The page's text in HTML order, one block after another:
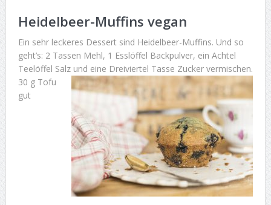
Heidelbeer-Muffins vegan
Ein sehr leckeres Dessert sind Heidelbeer-Muffins. Und so
geht’s: 2 Tassen Mehl, 1 Esslöffel Backpulver, ein Achtel
Teelöffel Salz und eine Dreiviertel Tasse Zucker vermischen.
30 g Tofu
gut